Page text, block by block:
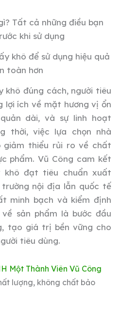
khô để sử dụng hiệu quả
toàn hơn
khô đúng cách, người tiêu
lợi ích về mặt hương vị ổn
dài, và sự linh hoạt
thời, việc lựa chọn nhà
giảm thiểu rủi ro về chất
phẩm. Vũ Công cam kết
khô đạt tiêu chuẩn xuất
nội địa lẫn quốc tế
minh bạch và kiểm định
sản phẩm là bước đầu
tạo giá trị bền vững cho
tiêu dùng.
Một Thành Viên Vũ Công
lượng, không chất bảo